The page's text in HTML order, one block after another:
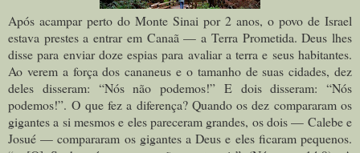
Após acampar perto do Monte Sinai por 2 anos, o povo de Israel
estava prestes a entrar em Canaã — a Terra Prometida. Deus lhes
disse para enviar doze espias para avaliar a terra e seus habitantes.
Ao verem a força dos cananeus e o tamanho de suas cidades, dez
deles disseram: “Nós não podemos!” E dois disseram: “Nós
podemos!”.O que fez a diferença? Quando os dez compararam os
gigantes a si mesmos e eles pareceram grandes, os dois — Calebe e
Josué — compararam os gigantes a Deus e eles ficaram pequenos.